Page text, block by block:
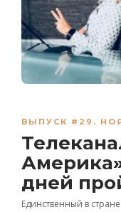
ВЫПУСК #29.
дней
Единственный в